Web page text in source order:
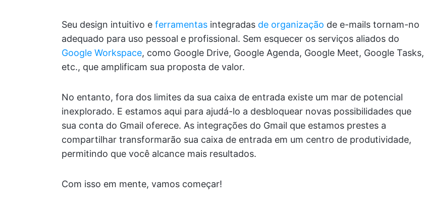
Seu design intuitivo e ferramentas integradas de organização de e-mails tornam-no
adequado para uso pessoal e profissional. Sem esquecer os serviços aliados do
Google Workspace, como Google Drive, Google Agenda, Google Meet, Google Tasks,
etc., que amplificam sua proposta de valor.
No entanto, fora dos limites da sua caixa de entrada existe um mar de potencial
inexplorado. E estamos aqui para ajudá-lo a desbloquear novas possibilidades que
sua conta do Gmail oferece. As integrações do Gmail que estamos prestes a
compartilhar transformarão sua caixa de entrada em um centro de produtividade,
permitindo que você alcance mais resultados.
Com isso em mente, vamos começar!